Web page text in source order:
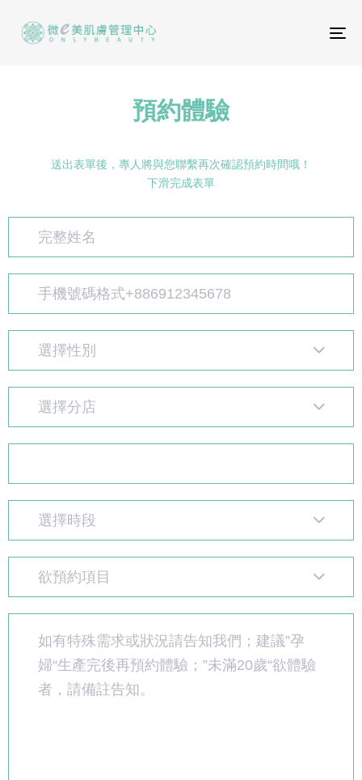
預約體驗
送出表單後，專人將與您聯繫再次確認預約時間哦！
下滑完成表單
選擇性別
選擇分店
選擇時段
欲預約項目